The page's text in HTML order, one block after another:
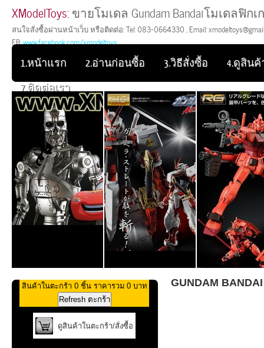
XModelToys: ขายโมเดล Gundam Bandaiโมเดลฟิ
สนใจสั่งซื้อผ่านหน้าเว็บ หรือติดต่อ: Tel: 083-0664330 , Email:
FB:www.facebook.com/xmodeltoys
1.หน้าแรก 2.อ่านก่อนซื้อ 3.วิธีสั่งซื้อ
4.ดูสิน
7.ติดต่อเรา
สินค้าในตะกร้า 0 ชิ้น ราคารวม 0 บาท
ดูสินค้าในตะกร้า/สั่งซื้อ
GUNDAM